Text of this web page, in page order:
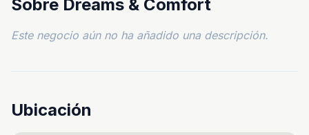
Sobre Dreams & Comfort
Este negocio aún no ha añadido una descripción.
Ubicación